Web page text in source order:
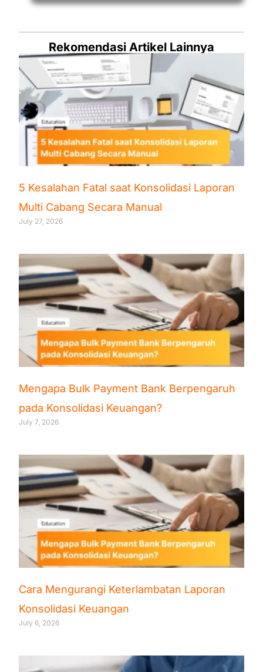
Rekomendasi Artikel Lainnya
5 Kesalahan Fatal saat Konsolidasi Laporan
Multi Cabang Secara Manual
July 27, 2026
Mengapa Bulk Payment Bank Berpengaruh
pada Konsolidasi Keuangan?
July 7, 2026
Cara Mengurangi Keterlambatan Laporan
Konsolidasi Keuangan
July 6, 2026